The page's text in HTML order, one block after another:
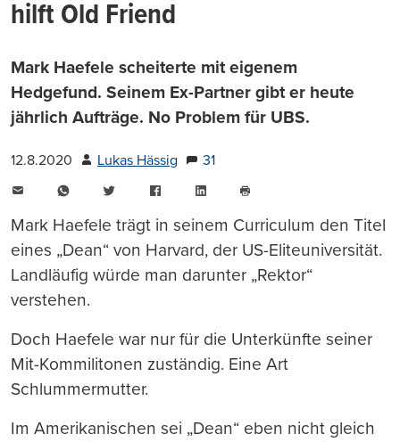
hilft Old Friend
Mark Haefele scheiterte mit eigenem
Hedgefund. Seinem Ex-Partner gibt er heute
jährlich Aufträge. No Problem für UBS.
12.8.2020 Lukas Hässig
31
WhatsAppTwitter FacebookLinkedIn
drucken
Mark Haefele trägt in seinem Curriculum den Titel
eines „Dean“ von Harvard, der US-Eliteuniversität.
Landläufig würde man darunter „Rektor“
verstehen.
Doch Haefele war nur für die Unterkünfte seiner
Mit-Kommilitonen zuständig. Eine Art
Schlummermutter.
Im Amerikanischen sei „Dean“ eben nicht gleich